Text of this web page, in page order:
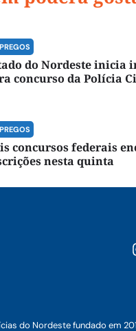
do Nordeste inicia
concurso da Polícia
concursos federais
nesta quinta
do Nordeste fundado em